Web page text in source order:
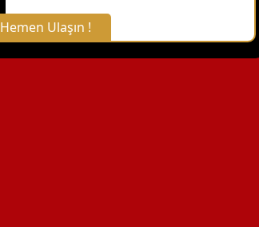
Hemen Ulaşın !
X Kapat